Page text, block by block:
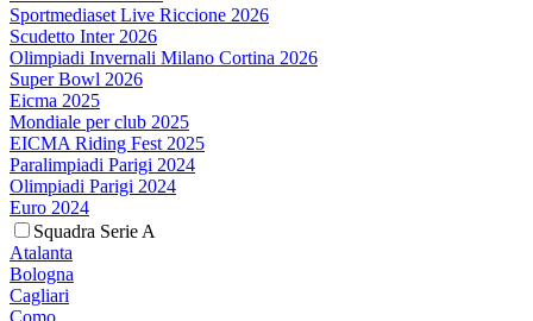
Sportmediaset Live Riccione 2026
Scudetto Inter 2026
Olimpiadi Invernali Milano Cortina 2026
Super Bowl 2026
Eicma 2025
Mondiale per club 2025
EICMA Riding Fest 2025
Paralimpiadi Parigi 2024
Olimpiadi Parigi 2024
Euro 2024
Squadra Serie A
Atalanta
Bologna
Cagliari
Como